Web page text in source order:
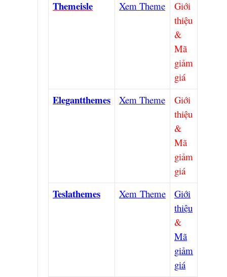
Themeisle Xem Theme
Giới
thiệu
&
Mã
giảm
giá
Elegantthemes Xem Theme
Giới
thiệu
&
Mã
giảm
giá
Teslathemes Xem Theme
Giới
thiệu
&
Mã
giảm
giá